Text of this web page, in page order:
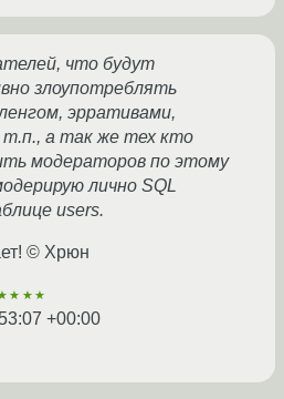
что будут
злоупотреблять
эрративами,
т.п., а так же тех кто
модераторов по этому
лично SQL
users.
© Хрюн
+00:00